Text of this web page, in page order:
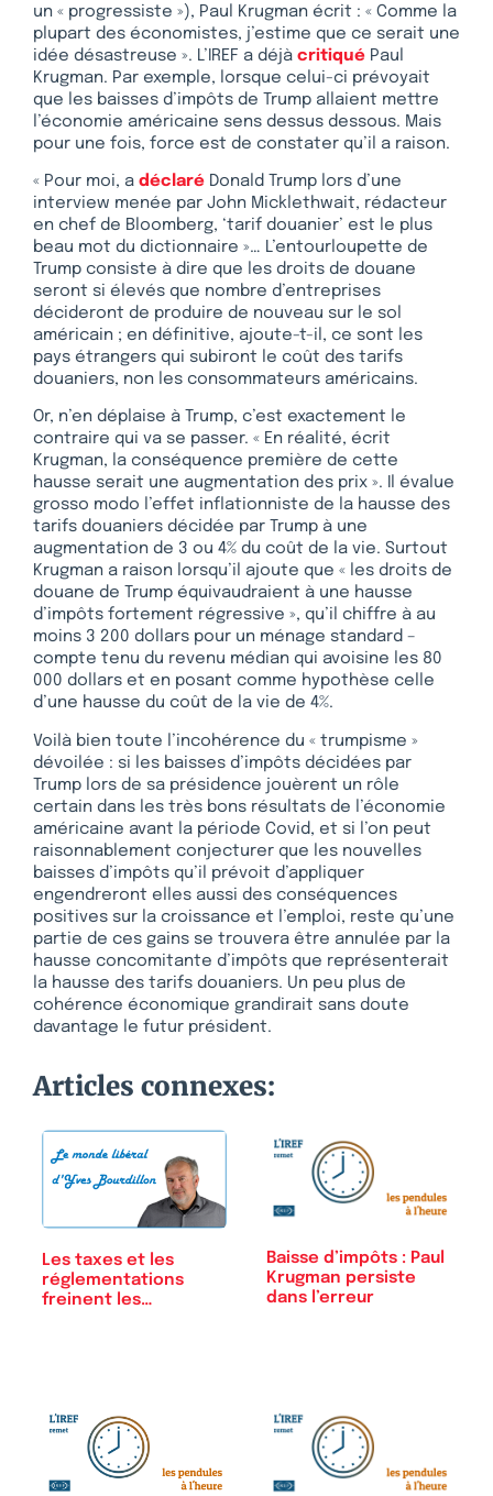
un « progressiste »), Paul Krugman écrit : « Comme la
plupart des économistes, j’estime que ce serait une
idée désastreuse ». L’IREF a déjà critiqué Paul
Krugman. Par exemple, lorsque celui-ci prévoyait
que les baisses d’impôts de Trump allaient mettre
l’économie américaine sens dessus dessous. Mais
pour une fois, force est de constater qu’il a raison.
« Pour moi, a déclaré Donald Trump lors d’une
interview menée par John Micklethwait, rédacteur
en chef de Bloomberg, ‘tarif douanier’ est le plus
beau mot du dictionnaire »… L’entourloupette de
Trump consiste à dire que les droits de douane
seront si élevés que nombre d’entreprises
décideront de produire de nouveau sur le sol
américain ; en définitive, ajoute-t-il, ce sont les
pays étrangers qui subiront le coût des tarifs
douaniers, non les consommateurs américains.
Or, n’en déplaise à Trump, c’est exactement le
contraire qui va se passer. « En réalité, écrit
Krugman, la conséquence première de cette
hausse serait une augmentation des prix ». Il évalue
grosso modo l’effet inflationniste de la hausse des
tarifs douaniers décidée par Trump à une
augmentation de 3 ou 4% du coût de la vie. Surtout
Krugman a raison lorsqu’il ajoute que « les droits de
douane de Trump équivaudraient à une hausse
d’impôts fortement régressive », qu’il chiffre à au
moins 3 200 dollars pour un ménage standard –
compte tenu du revenu médian qui avoisine les 80
000 dollars et en posant comme hypothèse celle
d’une hausse du coût de la vie de 4%.
Voilà bien toute l’incohérence du « trumpisme »
dévoilée : si les baisses d’impôts décidées par
Trump lors de sa présidence jouèrent un rôle
certain dans les très bons résultats de l’économie
américaine avant la période Covid, et si l’on peut
raisonnablement conjecturer que les nouvelles
baisses d’impôts qu’il prévoit d’appliquer
engendreront elles aussi des conséquences
positives sur la croissance et l’emploi, reste qu’une
partie de ces gains se trouvera être annulée par la
hausse concomitante d’impôts que représenterait
la hausse des tarifs douaniers. Un peu plus de
cohérence économique grandirait sans doute
davantage le futur président.
Articles connexes:
Les taxes et les
réglementations
freinent les…
Baisse d’impôts : Paul
Krugman persiste
dans l’erreur